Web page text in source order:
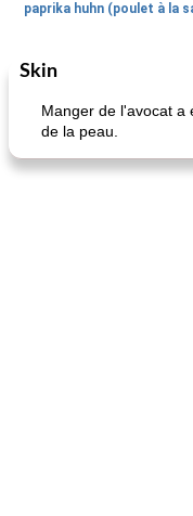
Petit déjeuner et brunch
Skin
Manger de l'avocat a
de la peau.